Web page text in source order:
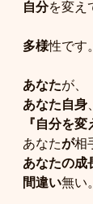
自分を変え
多様性です。
あなたが、
あなた自身、
『自分を変
あなたが相
あなたの成
間違い無い。